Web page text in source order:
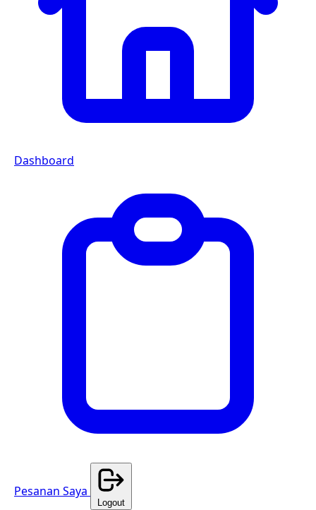
Dashboard
Pesanan Saya
Logout